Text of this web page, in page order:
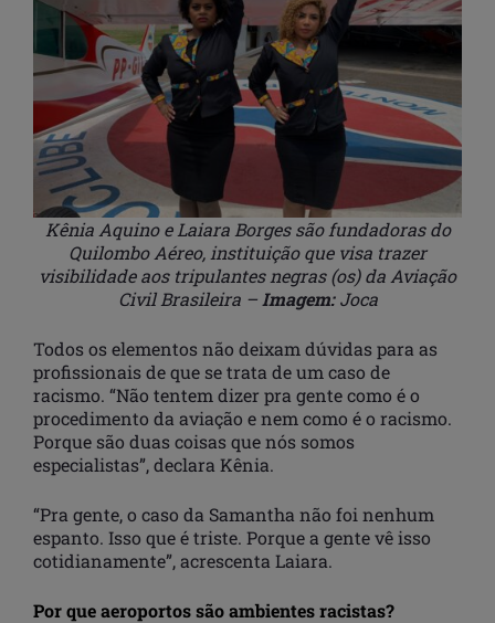
Kênia Aquino e Laiara Borgessão fundadoras do
Quilombo Aéreo, instituição que visa trazer
visibilidade aos tripulantes negras (os) da Aviação
Civil Brasileira – Imagem:Joca
Todos os elementos não deixam dúvidas para as
profissionais de que se trata de um caso de
racismo. “Não tentem dizer pra gente como é o
procedimento da aviação e nem como é o racismo.
Porque são duas coisas que nós somos
especialistas”, declara Kênia.
“Pra gente, o caso da Samantha não foi nenhum
espanto. Isso que é triste. Porque a gente vê isso
cotidianamente”, acrescenta Laiara.
Por que aeroportos são ambientes racistas?